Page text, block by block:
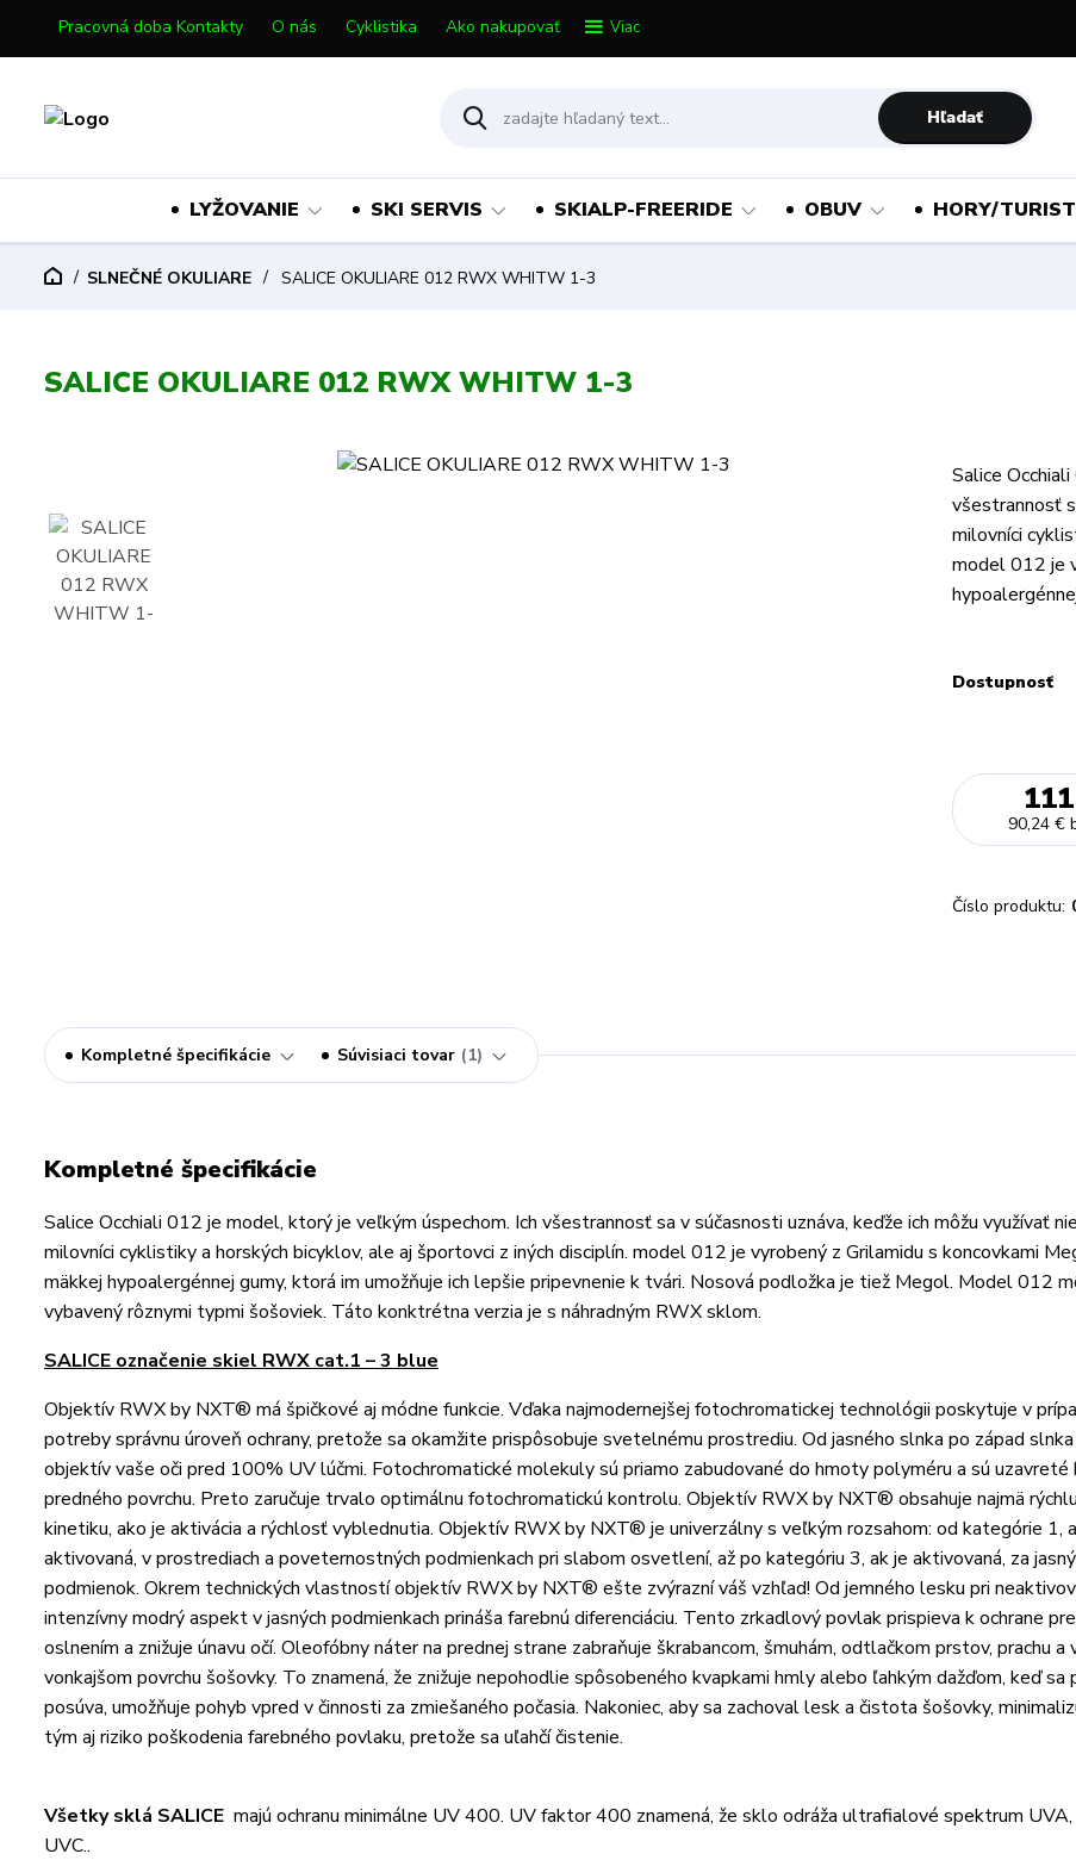
Pracovná doba Kontakty O nás Cyklistika Ako nakupovať Viac
Hľadať
LYŽOVANIE SKI SERVIS SKIALP-FREERIDE OBUV HORY/
SLNEČNÉ OKULIARE SALICE OKULIARE 012 RWX WHITW 1-3
SALICE OKULIARE 012 RWX WHITW 1-3
Salice
všestrannosť
milovníci
model 012 je
Dostupnosť
90,24 €
Číslo produktu:
Kompletné špecifikácie Súvisiaci tovar 1
Kompletné špecifikácie
Salice Occhiali 012 je model, ktorý je veľkým úspechom. Ich všestrannosť sa v súčasnosti uznáva, keďže ich môžu využívať
milovníci cyklistiky a horských bicyklov, ale aj športovci z iných disciplín. model 012 je vyrobený z Grilamidu s koncovkami
mäkkej hypoalergénnej gumy, ktorá im umožňuje ich lepšie pripevnenie k tvári. Nosová podložka je tiež Megol. Model 012
vybavený rôznymi typmi šošoviek. Táto konktrétna verzia je s náhradným RWX sklom.
SALICE označenie skiel RWX cat.1 – 3 blue
Objektív RWX by NXT® má špičkové aj módne funkcie. Vďaka najmodernejšej fotochromatickej technológii poskytuje v
potreby správnu úroveň ochrany, pretože sa okamžite prispôsobuje svetelnému prostrediu. Od jasného slnka po západ slnka
objektív vaše oči pred 100% UV lúčmi. Fotochromatické molekuly sú priamo zabudované do hmoty polyméru a sú uzavreté
predného povrchu. Preto zaručuje trvalo optimálnu fotochromatickú kontrolu. Objektív RWX by NXT® obsahuje najmä rýchlu
kinetiku, ako je aktivácia a rýchlosť vyblednutia. Objektív RWX by NXT® je univerzálny s veľkým rozsahom: od kategórie 1,
aktivovaná, v prostrediach a poveternostných podmienkach pri slabom osvetlení, až po kategóriu 3, ak je aktivovaná, za
podmienok. Okrem technických vlastností objektív RWX by NXT® ešte zvýrazní váš vzhľad! Od jemného lesku pri
intenzívny modrý aspekt v jasných podmienkach prináša farebnú diferenciáciu. Tento zrkadlový povlak prispieva k ochrane
oslnením a znižuje únavu očí. Oleofóbny náter na prednej strane zabraňuje škrabancom, šmuhám, odtlačkom prstov, prachu a
vonkajšom povrchu šošovky. To znamená, že znižuje nepohodlie spôsobeného kvapkami hmly alebo ľahkým dažďom, keď sa
posúva, umožňuje pohyb vpred v činnosti za zmiešaného počasia. Nakoniec, aby sa zachoval lesk a čistota šošovky,
tým aj riziko poškodenia farebného povlaku, pretože sa uľahčí čistenie.
Všetky sklá SALICE majú ochranu minimálne UV 400. UV faktor 400 znamená, že sklo odráža ultrafialové spektrum
UVC..